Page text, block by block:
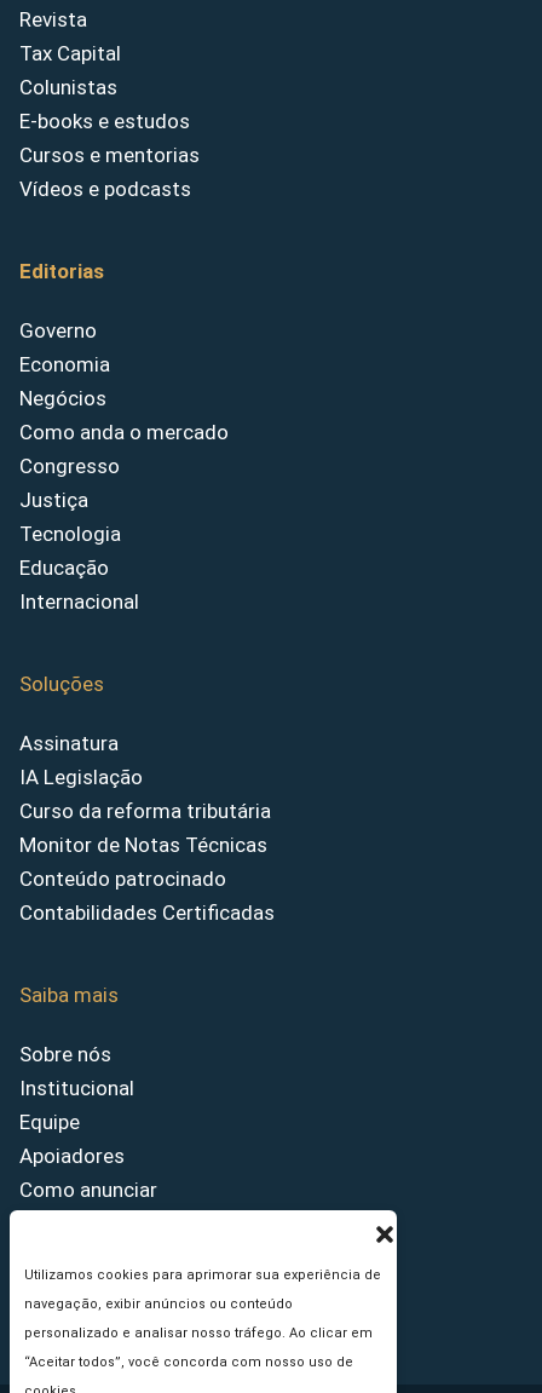
Utilizamos cookies para aprimorar sua experiência de
navegação, exibir anúncios ou conteúdo
personalizado e analisar nosso tráfego. Ao clicar em
“Aceitar todos”, você concorda com nosso uso de
Revista
Tax Capital
Colunistas
E-books e estudos
Cursos e mentorias
Vídeos e podcasts
Editorias
Governo
Economia
Negócios
Como anda o mercado
Congresso
Justiça
Tecnologia
Educação
Internacional
Soluções
Assinatura
IA Legislação
Curso da reforma tributária
Monitor de Notas Técnicas
Conteúdo patrocinado
Contabilidades Certificadas
Saiba mais
Sobre nós
Institucional
Equipe
Apoiadores
Como anunciar
Princípios Editoriais